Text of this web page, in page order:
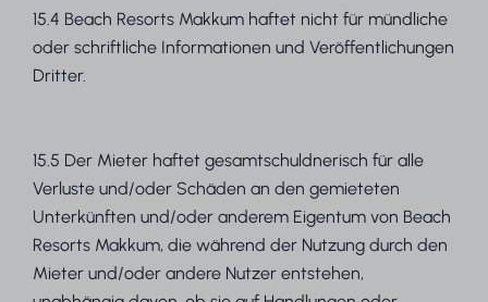
15.4 Beach Resorts Makkum haftet nicht für mündliche
oder schriftliche Informationen und Veröffentlichungen
Dritter.
15.5 Der Mieter haftet gesamtschuldnerisch für alle
Verluste und/oder Schäden an den gemieteten
Unterkünften und/oder anderem Eigentum von Beach
Resorts Makkum, die während der Nutzung durch den
Mieter und/oder andere Nutzer entstehen,